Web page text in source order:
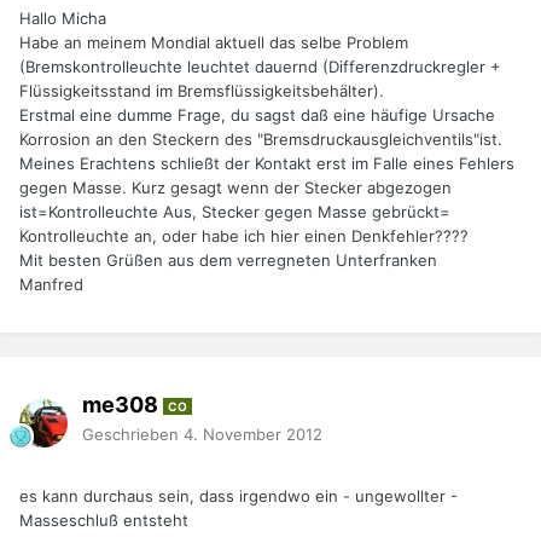
Hallo Micha
Habe an meinem Mondial aktuell das selbe Problem
(Bremskontrolleuchte leuchtet dauernd (Differenzdruckregler +
Flüssigkeitsstand im Bremsflüssigkeitsbehälter).
Erstmal eine dumme Frage, du sagst daß eine häufige Ursache
Korrosion an den Steckern des "Bremsdruckausgleichventils"ist.
Meines Erachtens schließt der Kontakt erst im Falle eines Fehlers
gegen Masse. Kurz gesagt wenn der Stecker abgezogen
ist=Kontrolleuchte Aus, Stecker gegen Masse gebrückt=
Kontrolleuchte an, oder habe ich hier einen Denkfehler????
Mit besten Grüßen aus dem verregneten Unterfranken
Manfred
me308 CO
Geschrieben 4. November 2012
es kann durchaus sein, dass irgendwo ein - ungewollter -
Masseschluß entsteht